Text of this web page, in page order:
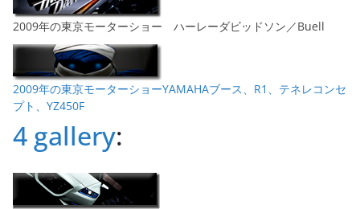
2009年の東京モーターショー ハーレーダビッドソン／Buell
2009年の東京モーターショーYAMAHAブース、R1、テネレコンセ
プト、YZ450F
4 gallery: